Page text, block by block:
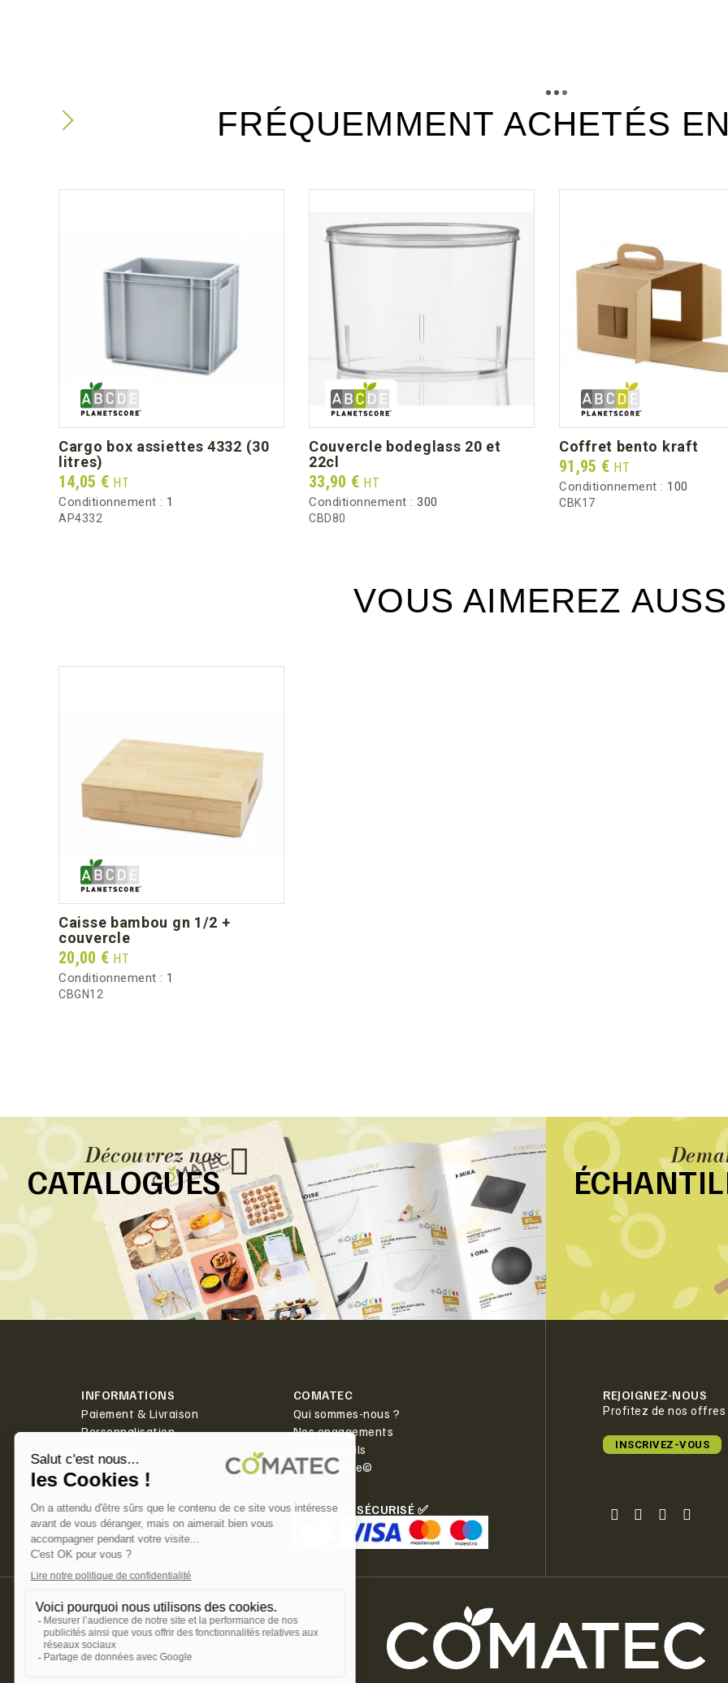
FRÉQUEMMENT ACHETÉS
cargo box assiettes 4332 (30
litres)
Prix
14,05 € HT
Conditionnement : 1
AP4332
couvercle bodeglass 20 et
22cl
Prix
33,90 € HT
Conditionnement : 300
CBD80
coffret bento kraft
Prix
91,95 € HT
Conditionnement : 100
CBK17
VOUS AIMEREZ
caisse bambou gn 1/2 +
couvercle
Prix
20,00 € HT
Conditionnement : 1
CBGN12
Découvrez nos
CATALOGUES
INFORMATIONS
Paiement & Livraison
Personnalisation
Contact
COMATEC
Qui sommes-nous ?
Nos engagements
Boîte à outils
PlanetScore©
LIVRAISON
Offerte dès 350€ HT d'achat.
PAIEMENT SÉCURISÉ ✅
REJOIGNEZ-NOUS
Profitez de nos offres
INSCRIVEZ-VOUS